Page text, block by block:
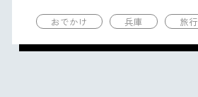
おでかけ 兵庫 旅行